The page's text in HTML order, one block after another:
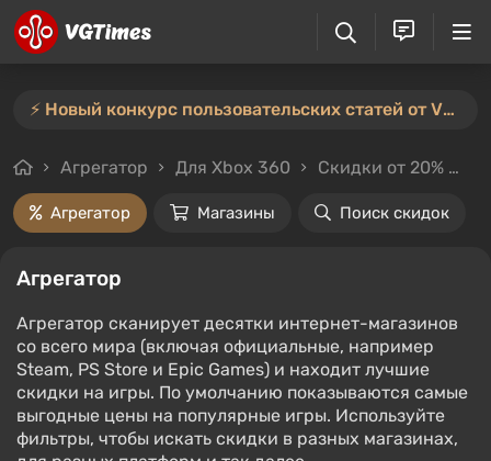
⚡️ Новый конкурс пользовательских статей от VGTimes — участвуйте тут ⚡️
Агрегатор Для Xbox 360 Скидки от 20%
Агрегатор Магазины Поиск скидок
Агрегатор
Агрегатор сканирует десятки интернет-магазинов
со всего мира (включая официальные, например
Steam, PS Store и Epic Games) и находит лучшие
скидки на игры. По умолчанию показываются самые
выгодные цены на популярные игры. Используйте
фильтры, чтобы искать скидки в разных магазинах,